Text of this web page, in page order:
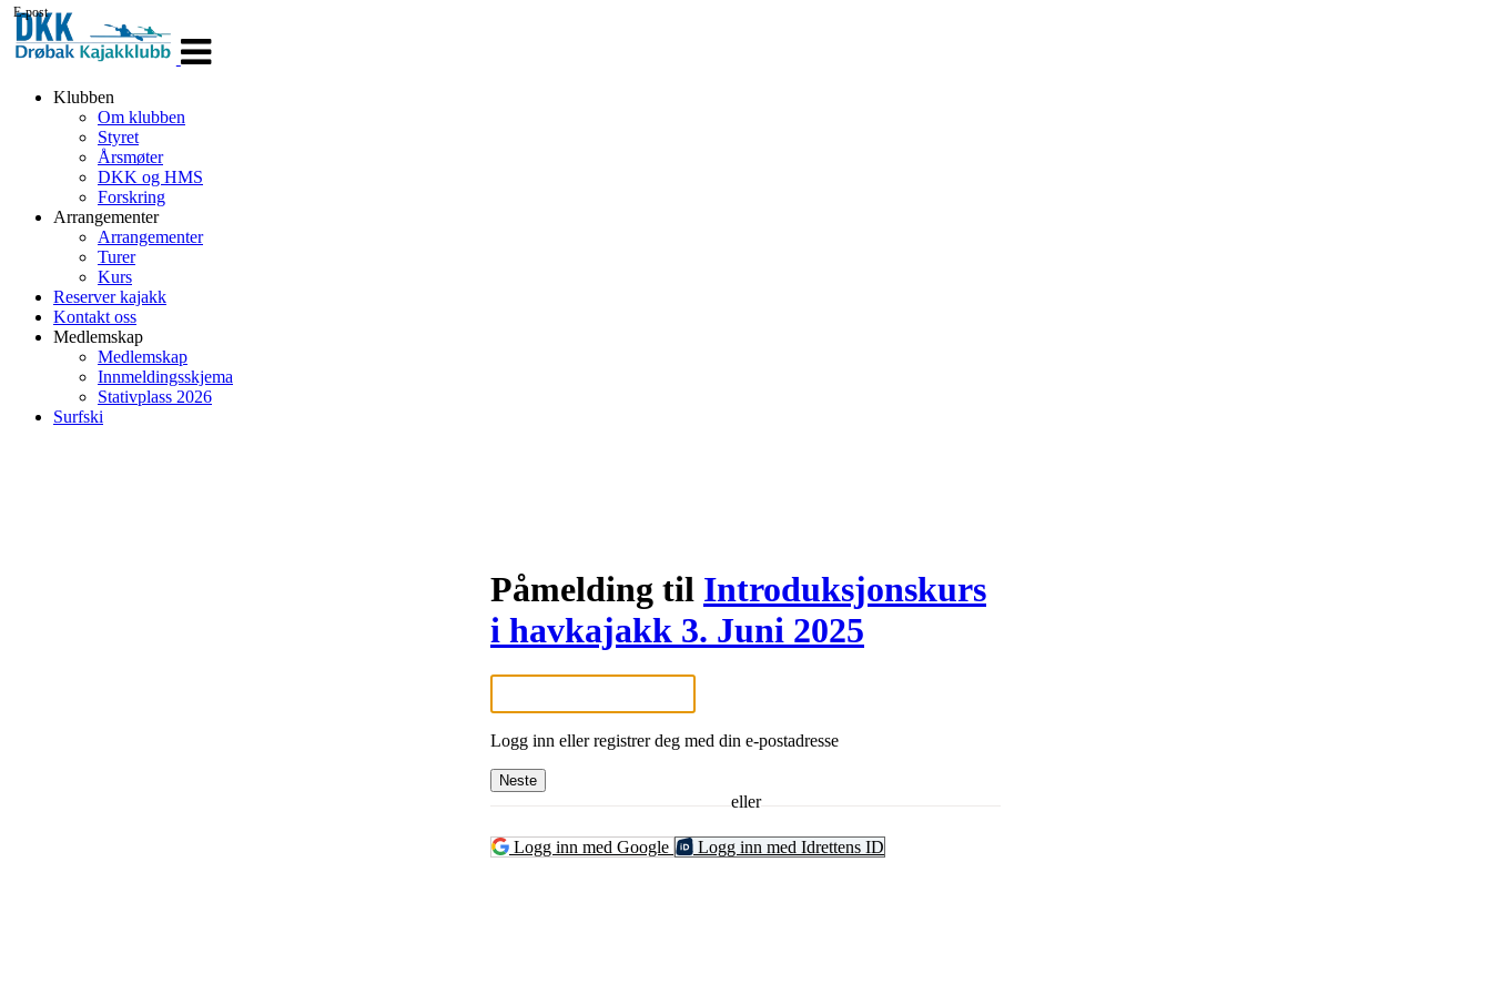
navigasjon
Klubben
Om klubben
Styret
Årsmøter
DKK og HMS
Forskring
Arrangementer
Arrangementer
Turer
Kurs
Reserver kajakk
Kontakt oss
Medlemskap
Medlemskap
Innmeldingsskjema
Stativplass 2026
Surfski
Påmelding til Introduksjonskurs
i havkajakk 3. Juni 2025
E-post
Logg inn eller registrer deg med din e-postadresse
Neste
eller
Logg inn med Google Logg inn med Idrettens ID